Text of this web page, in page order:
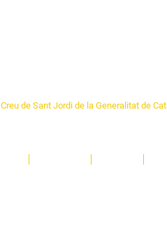
Creu de Sant Jordi de la Generalitat de